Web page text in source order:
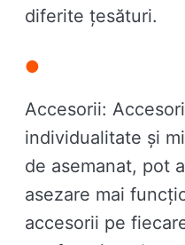
diferite țesături.
Accesorii:
individualitate și
de asemanat, pot
asezare mai
accesorii pe